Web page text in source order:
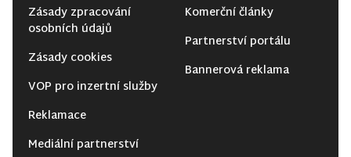
Zásady zpracování
osobních údajů
Zásady cookies
VOP pro inzertní služby
Reklamace
Mediální partnerství
Komerční články
Partnerství portálu
Bannerová reklama